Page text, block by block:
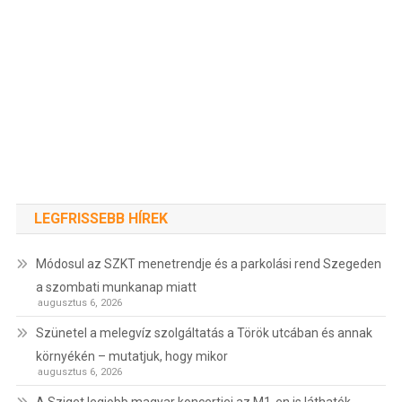
LEGFRISSEBB HÍREK
Módosul az SZKT menetrendje és a parkolási rend Szegeden
a szombati munkanap miatt
augusztus 6, 2026
Szünetel a melegvíz szolgáltatás a Török utcában és annak
környékén – mutatjuk, hogy mikor
augusztus 6, 2026